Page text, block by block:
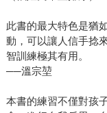
此書的最大特色是猶
動，可以讓人信手捻
智訓練極其有用。
──溫宗堃
本書的練習不僅對孩